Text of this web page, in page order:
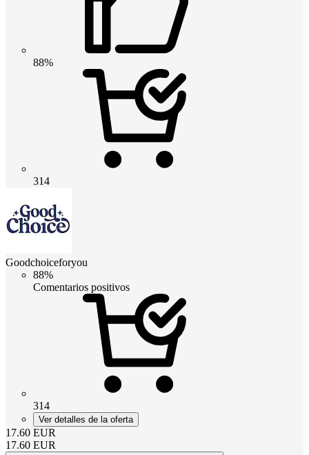
88%
314
Goodchoiceforyou
88%
Comentarios positivos
314
Ver detalles de la oferta
17.60 EUR
17.60 EUR